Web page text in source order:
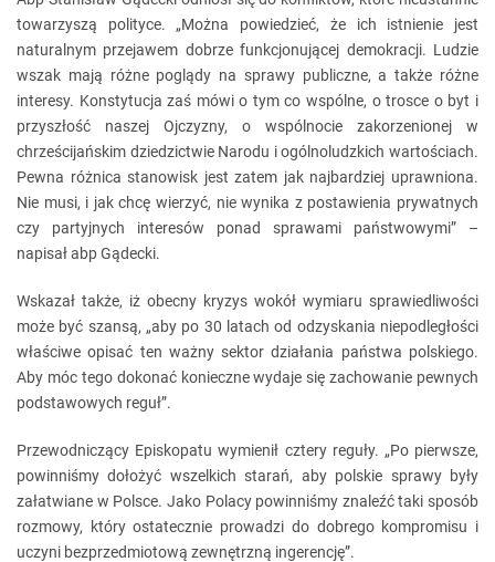
towarzyszą polityce. „Można powiedzieć, że ich istnienie jest
naturalnym przejawem dobrze funkcjonującej demokracji. Ludzie
wszak mają różne poglądy na sprawy publiczne, a także różne
interesy. Konstytucja zaś mówi o tym co wspólne, o trosce o byt i
przyszłość naszej Ojczyzny, o wspólnocie zakorzenionej w
chrześcijańskim dziedzictwie Narodu i ogólnoludzkich wartościach.
Pewna różnica stanowisk jest zatem jak najbardziej uprawniona.
Nie musi, i jak chcę wierzyć, nie wynika z postawienia prywatnych
czy partyjnych interesów ponad sprawami państwowymi” –
napisał abp Gądecki.
Wskazał także, iż obecny kryzys wokół wymiaru sprawiedliwości
może być szansą, „aby po 30 latach od odzyskania niepodległości
właściwe opisać ten ważny sektor działania państwa polskiego.
Aby móc tego dokonać konieczne wydaje się zachowanie pewnych
podstawowych reguł”.
Przewodniczący Episkopatu wymienił cztery reguły. „Po pierwsze,
powinniśmy dołożyć wszelkich starań, aby polskie sprawy były
załatwiane w Polsce. Jako Polacy powinniśmy znaleźć taki sposób
rozmowy, który ostatecznie prowadzi do dobrego kompromisu i
uczyni bezprzedmiotową zewnętrzną ingerencję”.